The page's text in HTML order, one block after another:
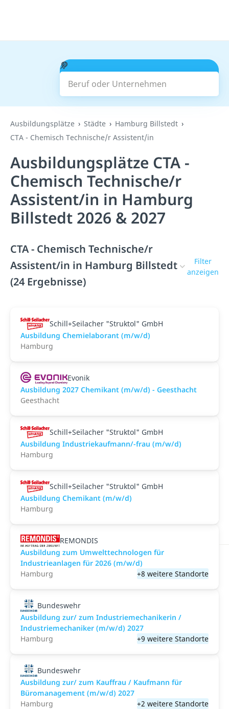
Beruf oder Unternehmen
Suchen
Ausbildungsplätze Städte
Hamburg Billstedt
CTA - Chemisch Technische/r Assistent/in
Ausbildungsplätze CTA -
Chemisch Technische/r
Assistent/in in Hamburg
Billstedt 2026 & 2027
CTA - Chemisch Technische/r
Assistent/in in Hamburg Billstedt
(24 Ergebnisse)
Filter
anzeigen
Schill+Seilacher "Struktol" GmbH
Ausbildung Chemielaborant (m/w/d)
Hamburg
Evonik
Ausbildung 2027 Chemikant (m/w/d) - Geesthacht
Geesthacht
Schill+Seilacher "Struktol" GmbH
Ausbildung Industriekaufmann/-frau (m/w/d)
Hamburg
Schill+Seilacher "Struktol" GmbH
Ausbildung Chemikant (m/w/d)
Hamburg
REMONDIS
Ausbildung zum Umwelttechnologen für
Industrieanlagen für 2026 (m/w/d)
Hamburg
+8 weitere Standorte
Bundeswehr
Ausbildung zur/ zum Industriemechanikerin /
Industriemechaniker (m/w/d) 2027
Hamburg
+9 weitere Standorte
Bundeswehr
Ausbildung zur/ zum Kauffrau / Kaufmann für
Büromanagement (m/w/d) 2027
Hamburg
+2 weitere Standorte